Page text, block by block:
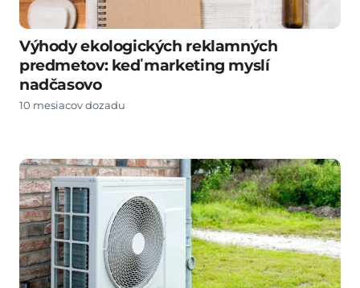
Výhody ekologických reklamných
predmetov: keď marketing myslí
nadčasovo
10 mesiacov dozadu